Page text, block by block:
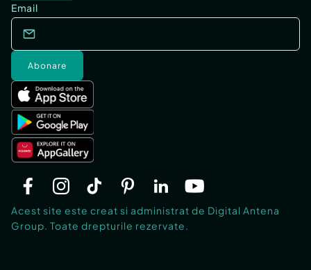
Email
Abonare
Acest site este creat si administrat de Digital Antena
Group. Toate drepturile rezervate.